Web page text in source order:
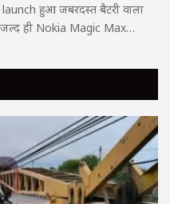
हुआ जबरदस्त बैटरी वाला
ही Nokia Magic Max…